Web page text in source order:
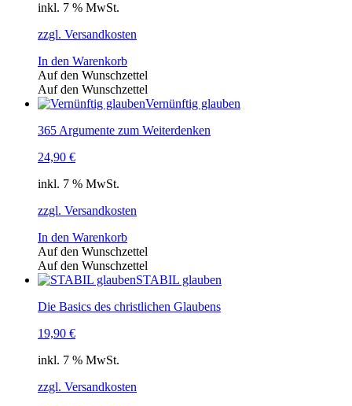
inkl. 7 % MwSt.
zzgl. Versandkosten
In den Warenkorb
Auf den Wunschzettel
Auf den Wunschzettel
Vernünftig glauben
365 Argumente zum Weiterdenken
24,90 €
inkl. 7 % MwSt.
zzgl. Versandkosten
In den Warenkorb
Auf den Wunschzettel
Auf den Wunschzettel
STABIL glauben
Die Basics des christlichen Glaubens
19,90 €
inkl. 7 % MwSt.
zzgl. Versandkosten